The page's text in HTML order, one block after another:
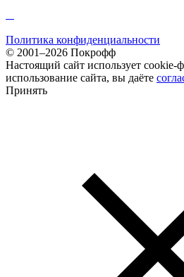
Политика конфиденциальности
© 2001–2026 Покрофф
Настоящий сайт использует
использование сайта, вы даёте
Принять